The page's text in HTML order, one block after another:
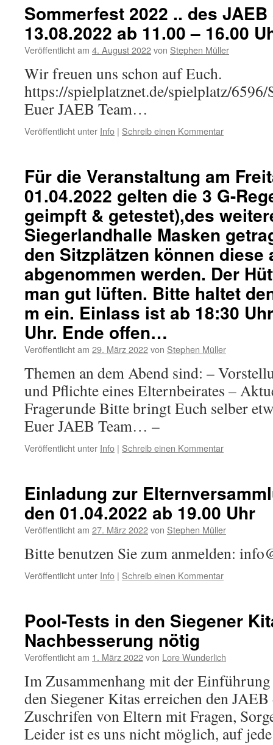
Sommerfest 2022 .. des
13.08.2022 ab 11.00 – 16.00
Veröffentlicht am 4. August 2022von Stephen Müller
Wir freuen uns schon auf Euch.
https://spielplatznet.de/spielplatz/
Euer JAEB Team…
Veröffentlicht unter Info | Schreib einen Kommentar
Für die Veranstaltung am
01.04.2022 gelten die 3 G-
geimpft & getestet),des
Siegerlandhalle Masken
den Sitzplätzen können diese
abgenommen werden. Der
man gut lüften. Bitte haltet
m ein. Einlass ist ab 18:30
Uhr. Ende offen…
Veröffentlicht am 29. März 2022von Stephen Müller
Themen an dem Abend sind: –
und Pflichte eines Elternbeirates –
Fragerunde Bitte bringt Euch selber
Euer JAEB Team… –
Veröffentlicht unter Info | Schreib einen Kommentar
Einladung zur
den 01.04.2022 ab 19.00 Uhr
Veröffentlicht am 27. März 2022von Stephen Müller
Bitte benutzen Sie zum anmelden:
Veröffentlicht unter Info | Schreib einen Kommentar
Pool-Tests in den Siegener
Nachbesserung nötig
Veröffentlicht am 1. März 2022von Lore Wunderlich
Im Zusammenhang mit der
den Siegener Kitas erreichen den
Zuschrifen von Eltern mit Fragen,
Leider ist es uns nicht möglich, auf